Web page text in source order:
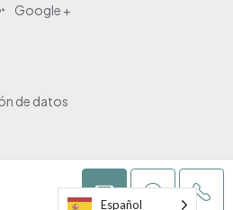
Google +
de datos
Inmobiliaria 2026
Español